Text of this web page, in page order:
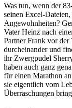
Was tun, wenn der
seinen Excel-
Angewohnheiten?
Vater Heinz nach
Partner Frank vor
durcheinander und
ihr Zwergpudel
haben auch ganz
für einen Marathon
sie eigentlich vom
Überraschungen